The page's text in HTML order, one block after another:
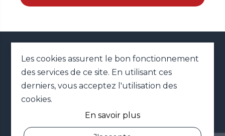
02 79 41 42 01
MENTIONS LÉGALES
PLAN DU SITE
NOS CONDITIONS
GÉNÉRALES
Les cookies assurent le bon fonctionnement
des services de ce site. En utilisant ces
derniers, vous acceptez l'utilisation des
cookies.
En savoir plus